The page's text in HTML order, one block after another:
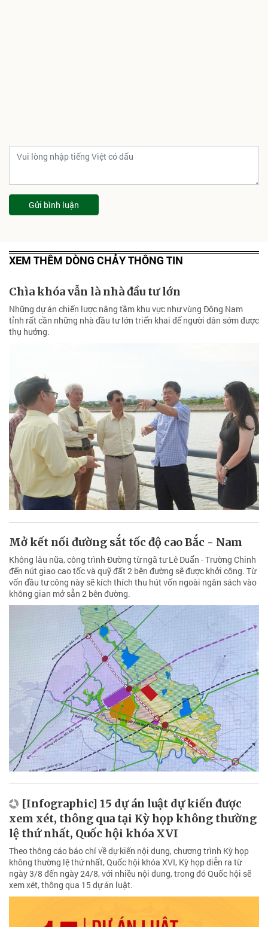
Gửi bình luận
XEM THÊM DÒNG CHẢY THÔNG TIN
Chìa khóa vẫn là nhà đầu tư lớn
Những dự án chiến lược nâng tầm khu vực như vùng Đông Nam
tỉnh rất cần những nhà đầu tư lớn triển khai để người dân sớm được
thụ hưởng.
Mở kết nối đường sắt tốc độ cao Bắc - Nam
Không lâu nữa, công trình Đường từ ngã tư Lê Duẩn - Trường Chinh
đến nút giao cao tốc và quỹ đất 2 bên đường sẽ được khởi công. Từ
vốn đầu tư công này sẽ kích thích thu hút vốn ngoài ngân sách vào
không gian mở sẵn 2 bên đường.
[Infographic] 15 dự án luật dự kiến được
xem xét, thông qua tại Kỳ họp không thường
lệ thứ nhất, Quốc hội khóa XVI
Theo thông cáo báo chí về dự kiến nội dung, chương trình Kỳ họp
không thường lệ thứ nhất, Quốc hội khóa XVI, Kỳ họp diễn ra từ
ngày 3/8 đến ngày 24/8, với nhiều nội dung, trong đó Quốc hội sẽ
xem xét, thông qua 15 dự án luật.